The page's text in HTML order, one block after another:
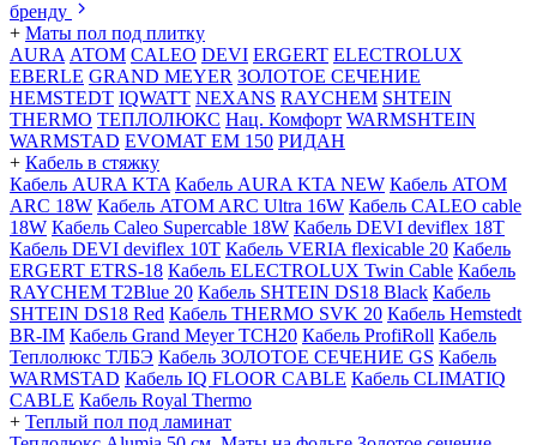
бренду
+ Маты пол под плитку
AURA АТОМ CALEO DEVI ERGERT ELECTROLUX
EBERLE GRAND MEYER ЗОЛОТОЕ СЕЧЕНИЕ
HEMSTEDT IQWATT NEXANS RAYCHEM SHTEIN
THERMO ТЕПЛОЛЮКС Нац. Комфорт WARMSHTEIN
WARMSTAD EVOMAT EM 150 РИДАН
+ Кабель в стяжку
Кабель AURA KTA Кабель AURA KTA NEW Кабель ATOM
ARC 18W Кабель ATOM ARC Ultra 16W Кабель CALEO cable
18W Кабель Caleo Supercable 18W Кабель DEVI deviflex 18T
Кабель DEVI deviflex 10T Кабель VERIA flexicable 20 Кабель
ERGERT ETRS-18 Кабель ELECTROLUX Twin Cable Кабель
RAYCHEM T2Blue 20 Кабель SHTEIN DS18 Black Кабель
SHTEIN DS18 Red Кабель THERMO SVK 20 Кабель Hemstedt
BR-IM Кабель Grand Meyer TCH20 Кабель ProfiRoll Кабель
Теплолюкс ТЛБЭ Кабель ЗОЛОТОЕ СЕЧЕНИЕ GS Кабель
WARMSTAD Кабель IQ FLOOR CABLE Кабель CLIMATIQ
CABLE Кабель Royal Thermo
+ Теплый пол под ламинат